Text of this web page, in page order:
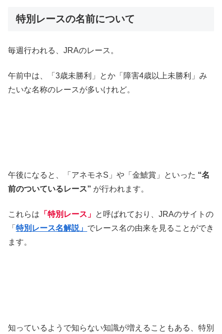
特別レースの名前について
毎週行われる、JRAのレース。
午前中は、「3歳未勝利」とか「障害4歳以上未勝利」み
たいな名称のレースが多いけれど。
午後になると、「アネモネS」や「金鯱賞」といった “名
前のついているレース” が行われます。
これらは 「特別レース」 と呼ばれており、JRAのサイトの
「 特別レース名解説」 でレース名の由来を見ることができ
ます。
知っているようで知らない知識が増えることもある、特別